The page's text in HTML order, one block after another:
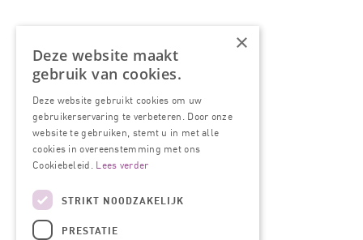
×
Deze website maakt
gebruik van cookies.
Deze website gebruikt cookies om uw
gebruikerservaring te verbeteren. Door onze
website te gebruiken, stemt u in met alle
cookies in overeenstemming met ons
Cookiebeleid. Lees verder
STRIKT NOODZAKELIJK
PRESTATIE